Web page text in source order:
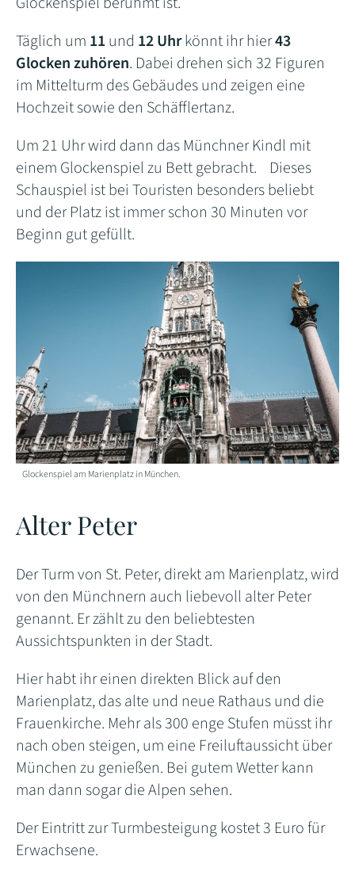
Täglich um 11und 12 Uhrkönnt ihr hier43
Glocken zuhören. Dabei drehen sich 32 Figuren
im Mittelturm des Gebäudes und zeigen eine
Hochzeit sowie den Schäfflertanz.
Um 21 Uhr wird dann das Münchner Kindl mit
einem Glockenspiel zu Bett gebracht. Dieses
Schauspiel ist bei Touristen besonders beliebt
und der Platz ist immer schon 30 Minuten vor
Beginn gut gefüllt.
Glockenspiel am Marienplatz in München.
Alter Peter
Der Turm von St. Peter, direkt am Marienplatz, wird
von den Münchnern auch liebevoll alter Peter
genannt. Er zählt zu den beliebtesten
Aussichtspunkten in der Stadt.
Hier habt ihr einen direkten Blick auf den
Marienplatz, das alte und neue Rathaus und die
Frauenkirche. Mehr als 300 enge Stufen müsst ihr
nach oben steigen, um eine Freiluftaussicht über
München zu genießen. Bei gutem Wetter kann
man dann sogar die Alpen sehen.
Der Eintritt zur Turmbesteigung kostet 3 Euro für
Erwachsene.